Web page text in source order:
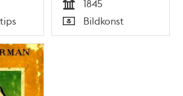
Tid
1845
Typ
Bildkonst